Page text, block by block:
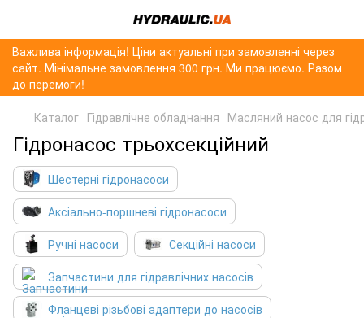
Важлива інформація! Ціни актуальні при замовленні через
сайт. Мінімальне замовлення 300 грн. Ми працюємо. Разом
до перемоги!
Каталог Гідравлічне обладнання Масляний насос для
Гідронасос трьохсекційний
Шестерні гідронасоси
Аксіально-поршневі гідронасоси
Ручні насоси
Секційні насоси
Запчастини для гідравлічних насосів
Фланцеві різьбові адаптери до насосів